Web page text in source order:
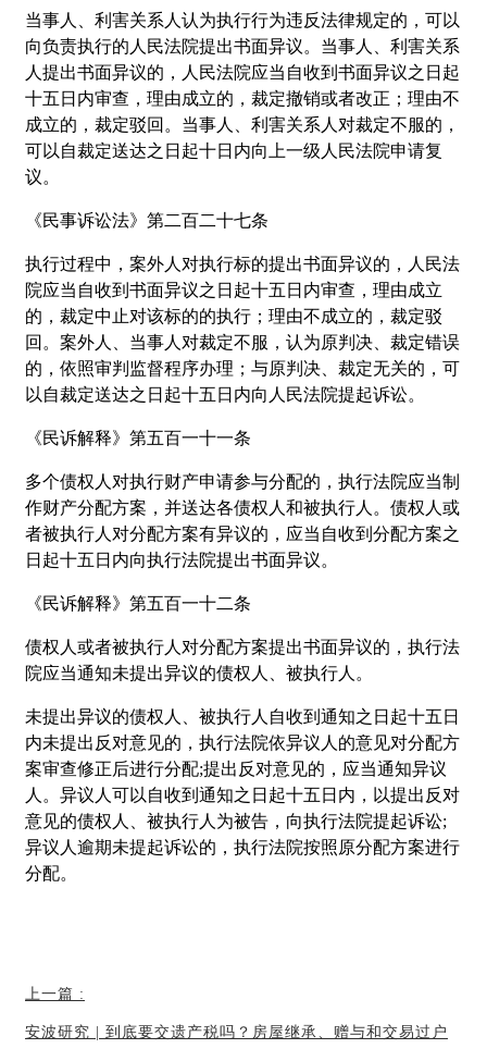
当事人、利害关系人认为执行行为违反法律规定的，可以
向负责执行的人民法院提出书面异议。当事人、利害关系
人提出书面异议的，人民法院应当自收到书面异议之日起
十五日内审查，理由成立的，裁定撤销或者改正；理由不
成立的，裁定驳回。当事人、利害关系人对裁定不服的，
可以自裁定送达之日起十日内向上一级人民法院申请复
议。
《民事诉讼法》第二百二十七条
执行过程中，案外人对执行标的提出书面异议的，人民法
院应当自收到书面异议之日起十五日内审查，理由成立
的，裁定中止对该标的的执行；理由不成立的，裁定驳
回。案外人、当事人对裁定不服，认为原判决、裁定错误
的，依照审判监督程序办理；与原判决、裁定无关的，可
以自裁定送达之日起十五日内向人民法院提起诉讼。
《民诉解释》第五百一十一条
多个债权人对执行财产申请参与分配的，执行法院应当制
作财产分配方案，并送达各债权人和被执行人。债权人或
者被执行人对分配方案有异议的，应当自收到分配方案之
日起十五日内向执行法院提出书面异议。
《民诉解释》第五百一十二条
债权人或者被执行人对分配方案提出书面异议的，执行法
院应当通知未提出异议的债权人、被执行人。
未提出异议的债权人、被执行人自收到通知之日起十五日
内未提出反对意见的，执行法院依异议人的意见对分配方
案审查修正后进行分配;提出反对意见的，应当通知异议
人。异议人可以自收到通知之日起十五日内，以提出反对
意见的债权人、被执行人为被告，向执行法院提起诉讼;
异议人逾期未提起诉讼的，执行法院按照原分配方案进行
分配。
上一篇 :
安波研究 | 到底要交遗产税吗？房屋继承、赠与和交易过户